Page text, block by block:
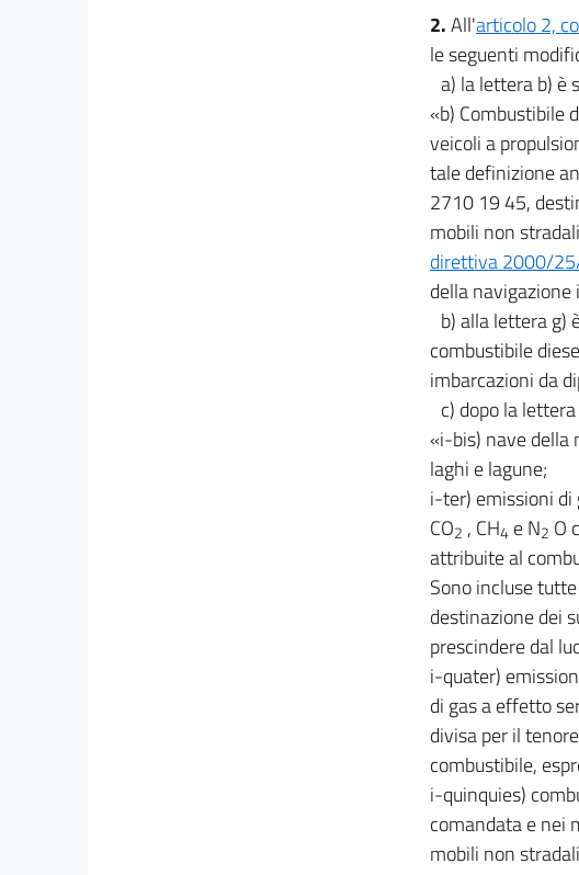
2.All'articolo 2,
le seguenti
a) la lettera b) è
«b) Combustibile
veicoli a
tale definizione
2710 19 45,
mobili non
direttiva 2000/
della navigazione
b) alla lettera g)
combustibile
imbarcazioni da
c) dopo la
«i-bis) nave della
laghi e lagune;
i-ter) emissioni di
CO2 , CH4 e N2 O
attribuite al
Sono incluse
destinazione dei
prescindere dal
i-quater)
di gas a effetto
divisa per il
combustibile,
i-quinquies)
comandata e nei
mobili non